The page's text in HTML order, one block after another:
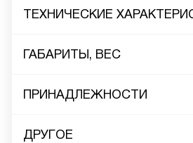
ТЕХНИЧЕСКИЕ
ГАБАРИТЫ, ВЕС
ПРИНАДЛЕЖНОСТИ
ДРУГОЕ